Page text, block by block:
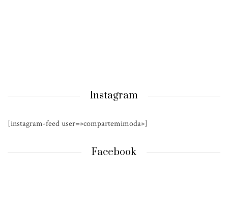
Instagram
[instagram-feed user=»compartemimoda»]
Facebook